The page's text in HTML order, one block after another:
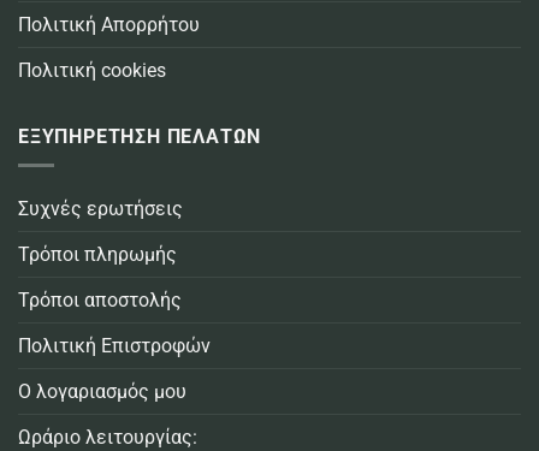
Πολιτική Απορρήτου
Πολιτική cookies
ΕΞΥΠΗΡΕΤΗΣΗ ΠΕΛΑΤΩΝ
Συχνές ερωτήσεις
Τρόποι πληρωμής
Τρόποι αποστολής
Πολιτική Επιστροφών
Ο λογαριασμός μου
Ωράριο λειτουργίας: